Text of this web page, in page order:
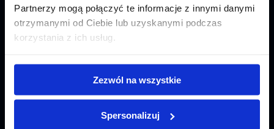
Partnerzy mogą połączyć te informacje z innymi danymi
otrzymanymi od Ciebie lub uzyskanymi podczas
korzystania z ich usług.
Zezwól na wszystkie
Spersonalizuj
KANDYDAT
Załóż konto